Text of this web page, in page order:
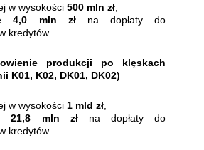
w wysokości 500 mln zł
4,0 mln złna dopłaty do
kredytów.
produkcji po klęskach
K01, K02, DK01, DK02)
w wysokości 1 mld zł
21,8 mln złna dopłaty do
kredytów.